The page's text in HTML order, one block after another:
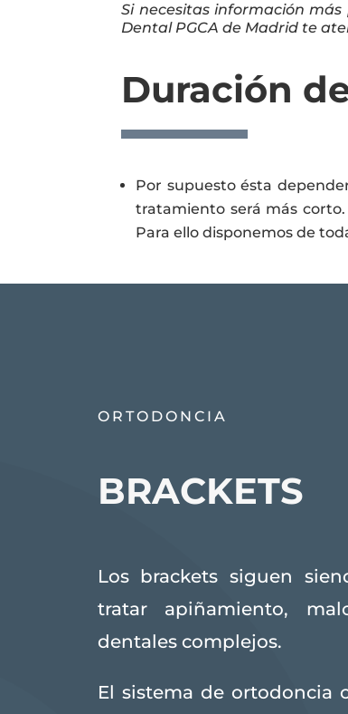
Si necesitas información
Dental PGCA de Madrid te
Duración
Por supuesto ésta
tratamiento será más
Para ello disponemos de
ORTODONCIA
BRACKETS
Los brackets siguen
tratar apiñamiento,
dentales complejos.
El sistema de ortodoncia